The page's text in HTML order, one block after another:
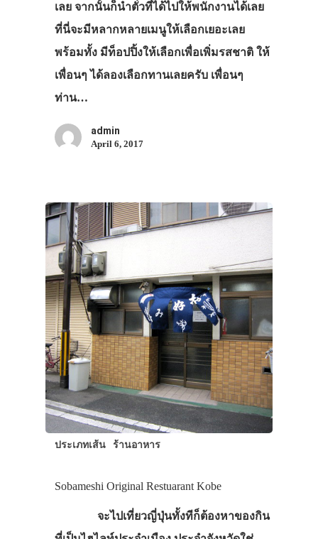
เลย จากนั้นก็นำตั๋วที่ได้ไปให้พนักงานได้เลย
ที่นี่จะมีหลากหลายเมนูให้เลือกเยอะเลย
พร้อมทั้ง มีท็อปปิ้งให้เลือกเพื่อเพิ่มรสชาติ ให้
เพื่อนๆ ได้ลองเลือกทานเลยครับ เพื่อนๆ
ท่าน…
admin
April 6, 2017
ประเภทเส้น ร้านอาหาร
Sobameshi Original Restuarant Kobe
จะไปเที่ยวญี่ปุ่นทั้งทีก็ต้องหาของกิน
ประเทศญี่ปุ่น
เที่ยวญี่ปุ่นด้ว
เอง
รถบัส
ทัวร์
ที่พัก